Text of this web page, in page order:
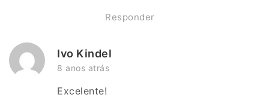
Responder
Ivo Kindel
8 anos atrás
Excelente!